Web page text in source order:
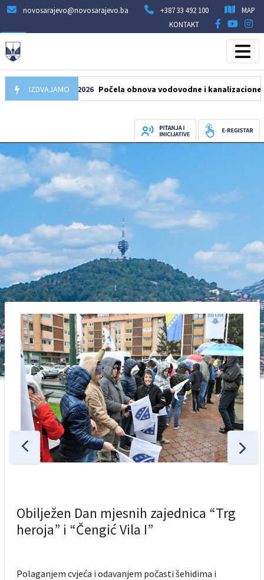
novosarajevo@novosarajevo.ba +387 33 492 100
MAP
KONTAKT
IZDVAJAMO
05.08.2026 Počela obnova vodovodne i kanalizacione mreže
Obilježen Dan mjesnih zajednica “Trg
heroja” i “Čengić Vila I”
Polaganjem cvjeća i odavanjem počasti šehidima i